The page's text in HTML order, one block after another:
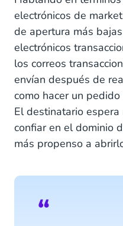
electrónicos de
de apertura más
electrónicos
los correos
envían después de
como hacer un
El destinatario
confiar en el dominio
más propenso a